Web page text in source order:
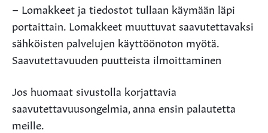
– Lomakkeet ja tiedostot tullaan käymään läpi
portaittain. Lomakkeet muuttuvat saavutettavaksi
sähköisten palvelujen käyttöönoton myötä.
Saavutettavuuden puutteista ilmoittaminen
Jos huomaat sivustolla korjattavia
saavutettavuusongelmia, anna ensin palautetta
meille.